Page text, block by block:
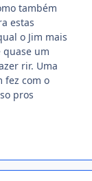
também
estas
o Jim mais
quase um
rir. Uma
fez com o
pros